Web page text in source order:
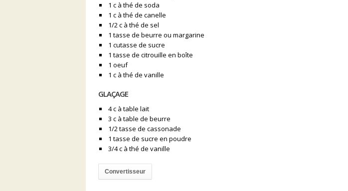
1 c à thé de soda
1 c à thé de canelle
1/2 c à thé de sel
1 tasse de beurre ou margarine
1 cutasse de sucre
1 tasse de citrouille en boîte
1 oeuf
1 c à thé de vanille
GLAÇAGE
4 c à table lait
3 c à table de beurre
1/2 tasse de cassonade
1 tasse de sucre en poudre
3/4 c à thé de vanille
Convertisseur